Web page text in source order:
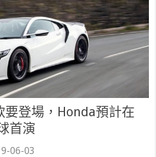
要登場，Honda預計在
首演
06-03